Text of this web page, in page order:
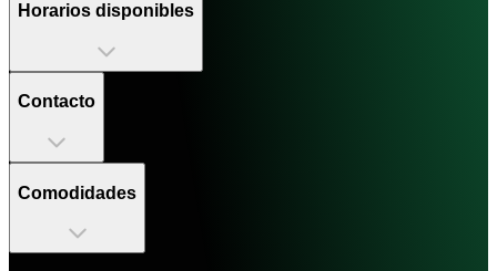
Horarios disponibles
Contacto
Comodidades